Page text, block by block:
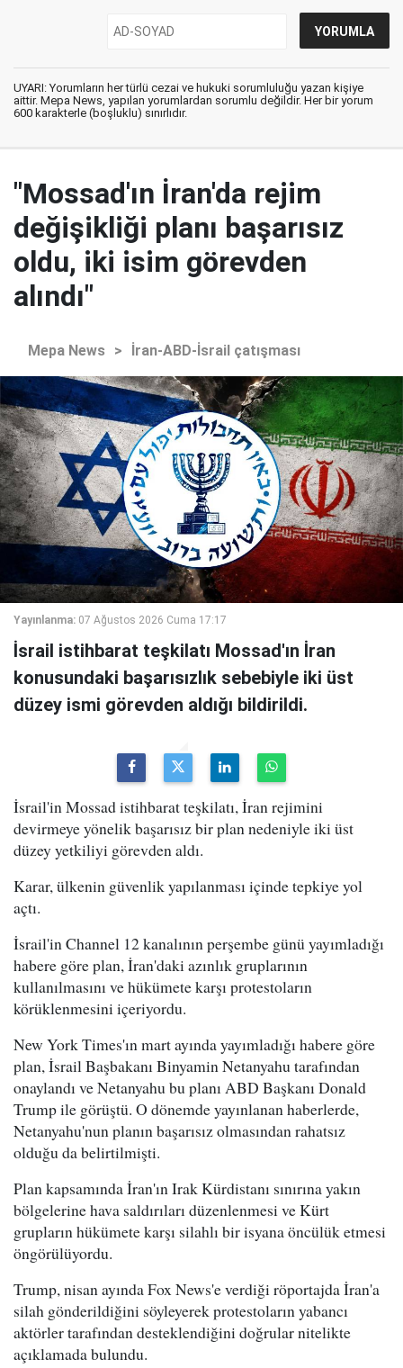
UYARI: Yorumların her türlü cezai ve hukuki sorumluluğu yazan kişiye
aittir. Mepa News, yapılan yorumlardan sorumlu değildir. Her bir yorum
600 karakterle (boşluklu) sınırlıdır.
"Mossad'ın İran'da rejim
değişikliği planı başarısız
oldu, iki isim görevden
alındı"
Mepa News > İran-ABD-İsrail çatışması
Yayınlanma: 07 Ağustos 2026 Cuma 17:17
İsrail istihbarat teşkilatı Mossad'ın İran
konusundaki başarısızlık sebebiyle iki üst
düzey ismi görevden aldığı bildirildi.
İsrail'in Mossad istihbarat teşkilatı, İran rejimini
devirmeye yönelik başarısız bir plan nedeniyle iki üst
düzey yetkiliyi görevden aldı.
Karar, ülkenin güvenlik yapılanması içinde tepkiye yol
açtı.
İsrail'in Channel 12 kanalının perşembe günü yayımladığı
habere göre plan, İran'daki azınlık gruplarının
kullanılmasını ve hükümete karşı protestoların
körüklenmesini içeriyordu.
New York Times'ın mart ayında yayımladığı habere göre
plan, İsrail Başbakanı Binyamin Netanyahu tarafından
onaylandı ve Netanyahu bu planı ABD Başkanı Donald
Trump ile görüştü. O dönemde yayınlanan haberlerde,
Netanyahu'nun planın başarısız olmasından rahatsız
olduğu da belirtilmişti.
Plan kapsamında İran'ın Irak Kürdistanı sınırına yakın
bölgelerine hava saldırıları düzenlenmesi ve Kürt
grupların hükümete karşı silahlı bir isyana öncülük etmesi
öngörülüyordu.
Trump, nisan ayında Fox News'e verdiği röportajda İran'a
silah gönderildiğini söyleyerek protestoların yabancı
aktörler tarafından desteklendiğini doğrular nitelikte
açıklamada bulundu.